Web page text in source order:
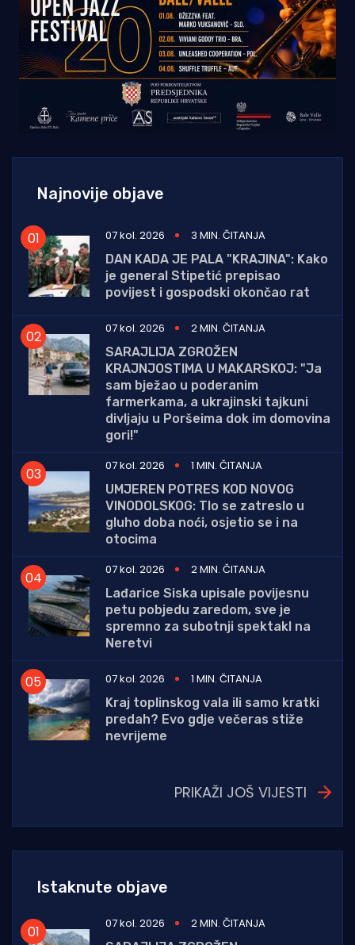
Najnovije objave
07 kol. 2026
3 MIN. ČITANJA
DAN KADA JE PALA "KRAJINA": Kako
je general Stipetić prepisao
povijest i gospodski okončao rat
07 kol. 2026
2 MIN. ČITANJA
SARAJLIJA ZGROŽEN
KRAJNJOSTIMA U MAKARSKOJ: "Ja
sam bježao u poderanim
farmerkama, a ukrajinski tajkuni
divljaju u Poršeima dok im domovina
gori!"
07 kol. 2026
1 MIN. ČITANJA
UMJEREN POTRES KOD NOVOG
VINODOLSKOG: Tlo se zatreslo u
gluho doba noći, osjetio se i na
otocima
07 kol. 2026
2 MIN. ČITANJA
Lađarice Siska upisale povijesnu
petu pobjedu zaredom, sve je
spremno za subotnji spektakl na
Neretvi
07 kol. 2026
1 MIN. ČITANJA
Kraj toplinskog vala ili samo kratki
predah? Evo gdje večeras stiže
nevrijeme
PRIKAŽI JOŠ VIJESTI
Istaknute objave
07 kol. 2026
2 MIN. ČITANJA